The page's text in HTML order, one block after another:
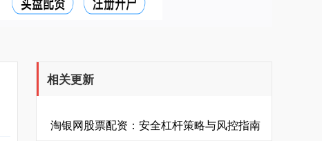
相关更新
淘银网股票配资：安全杠杆策略与风控指南